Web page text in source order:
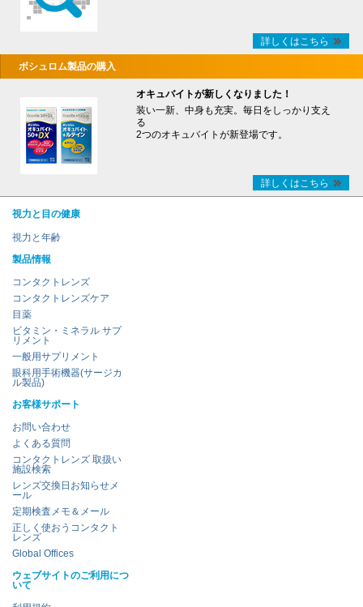
詳しくはこちら
ボシュロム製品の購入
オキュバイトが新しくなりました！
装い一新、中身も充実。毎日をしっかり支え
る
2つのオキュバイトが新登場です。
詳しくはこちら
視力と目の健康
視力と年齢
製品情報
コンタクトレンズ
コンタクトレンズケア
目薬
ビタミン・ミネラル サプ
リメント
一般用サプリメント
眼科用手術機器(サージカ
ル製品)
お客様サポート
お問い合わせ
よくある質問
コンタクトレンズ 取扱い
施設検索
レンズ交換日お知らせメ
ール
定期検査メモ＆メール
正しく使おうコンタクト
レンズ
Global Offices
ウェブサイトのご利用につ
いて